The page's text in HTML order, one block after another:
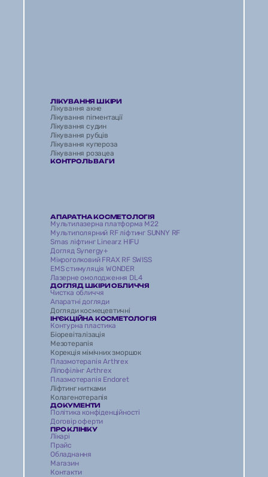
ЛІКУВАННЯ ШКІРИ
Лікування акне
Лікування пігментації
Лікування судин
Лікування рубців
Лікування купероза
Лікування розацеа
КОНТРОЛЬ ВАГИ
АПАРАТНА КОСМЕТОЛОГІЯ
Мультилазерна платформа M22
Мультиполярний RF ліфтинг SUNNY RF
Smas ліфтинг Linearz HIFU
Догляд Synergy+
Мікроголковий FRAX RF SWISS
EMS стимуляція WONDER
Лазерне омолодження DL4
ДОГЛЯД ШКІРИ ОБЛИЧЧЯ
Чистка обличчя
Апаратні догляди
Догляди космецевтичні
ІН'ЄКЦІЙНА КОСМЕТОЛОГІЯ
Контурна пластика
Біоревіталізація
Мезотерапія
Корекція мімічних зморшок
Плазмотерапія Arthrex
Ліпофілінг Arthrex
Плазмотерапія Endoret
Ліфтинг нитками
Колагенотерапія
ДОКУМЕНТИ
Політика конфіденційності
Договір оферти
ПРО КЛІНІКУ
Лікарі
Прайс
Обладнання
Магазин
Контакти